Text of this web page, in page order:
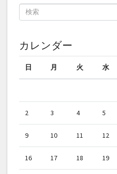
カレンダー
日 月 火 水
2 3 4 5
9 10 11 12
16 17 18 19